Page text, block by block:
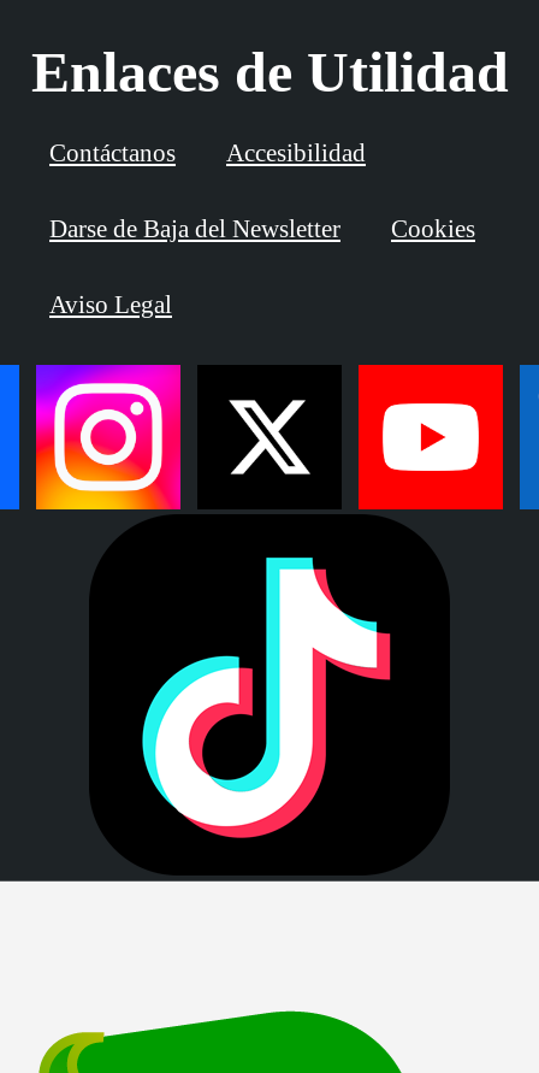
Enlaces de Utilidad
Contáctanos Accesibilidad
Darse de Baja del Newsletter Cookies
Aviso Legal